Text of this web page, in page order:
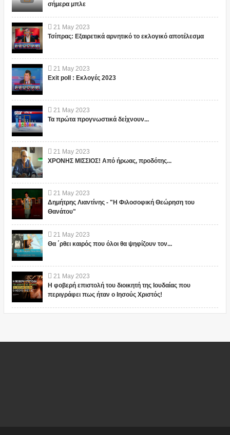
σήμερα μπλε
21 May 2023
Τσίπρας: Εξαιρετικά αρνητικό το εκλογικό αποτέλεσμα
21 May 2023
Exit poll : Εκλογές 2023
21 May 2023
Τα πρώτα προγνωστικά δείχνουν...
21 May 2023
ΧΡΟΝΗΣ ΜΙΣΣΙΟΣ! Από ήρωας, προδότης...
21 May 2023
Δημήτρης Λιαντίνης - "Η Φιλοσοφική Θεώρηση του
Θανάτου"
21 May 2023
Θα ΄ρθει καιρός που όλοι θα ψηφίζουν τον...
21 May 2023
Η φοβερή επιστολή του διοικητή της Ιουδαίας που
περιγράφει πως ήταν ο Ιησούς Χριστός!